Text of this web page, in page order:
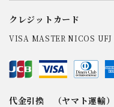
クレジットカード
VISA MASTER NICOS UFJ
代金引換 （ヤマト運輸）